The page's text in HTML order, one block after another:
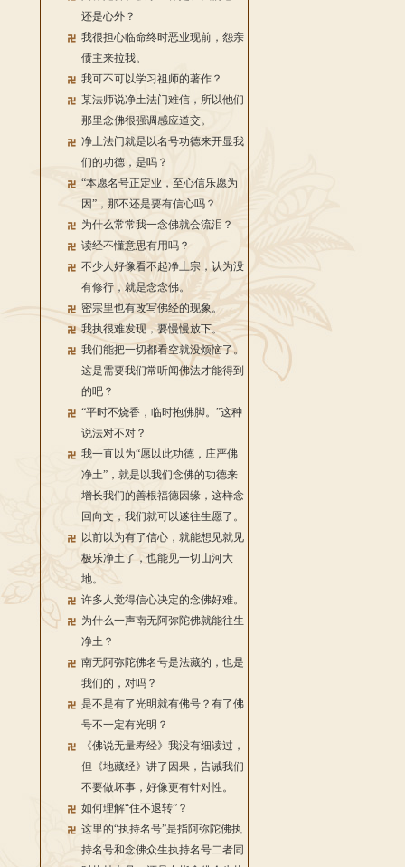
还是心外？
我很担心临命终时恶业现前，怨亲
债主来拉我。
我可不可以学习祖师的著作？
某法师说净土法门难信，所以他们
那里念佛很强调感应道交。
净土法门就是以名号功德来开显我
们的功德，是吗？
“本愿名号正定业，至心信乐愿为
因”，那不还是要有信心吗？
为什么常常我一念佛就会流泪？
读经不懂意思有用吗？
不少人好像看不起净土宗，认为没
有修行，就是念念佛。
密宗里也有改写佛经的现象。
我执很难发现，要慢慢放下。
我们能把一切都看空就没烦恼了。
这是需要我们常听闻佛法才能得到
的吧？
“平时不烧香，临时抱佛脚。”这种
说法对不对？
我一直以为“愿以此功德，庄严佛
净土”，就是以我们念佛的功德来
增长我们的善根福德因缘，这样念
回向文，我们就可以遂往生愿了。
以前以为有了信心，就能想见就见
极乐净土了，也能见一切山河大
地。
许多人觉得信心决定的念佛好难。
为什么一声南无阿弥陀佛就能往生
净土？
南无阿弥陀佛名号是法藏的，也是
我们的，对吗？
是不是有了光明就有佛号？有了佛
号不一定有光明？
《佛说无量寿经》我没有细读过，
但《地藏经》讲了因果，告诫我们
不要做坏事，好像更有针对性。
如何理解“住不退转”？
这里的“执持名号”是指阿弥陀佛执
持名号和念佛众生执持名号二者同